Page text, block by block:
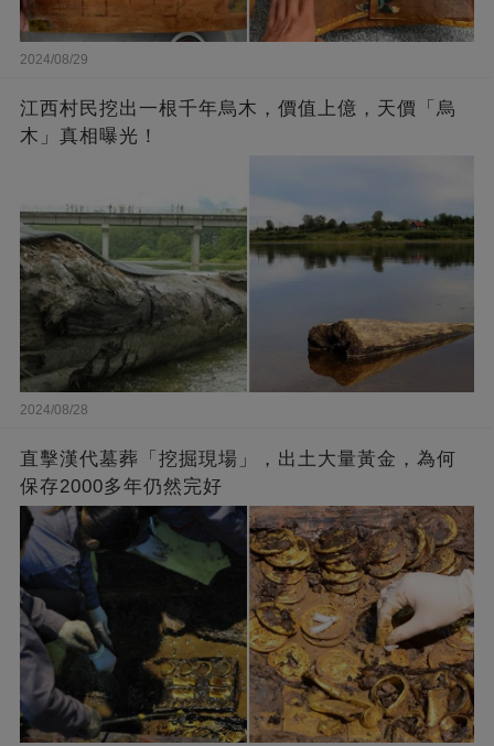
2024/08/29
江西村民挖出一根千年烏木，價值上億，天價「烏
木」真相曝光！
2024/08/28
直擊漢代墓葬「挖掘現場」，出土大量黃金，為何
保存2000多年仍然完好